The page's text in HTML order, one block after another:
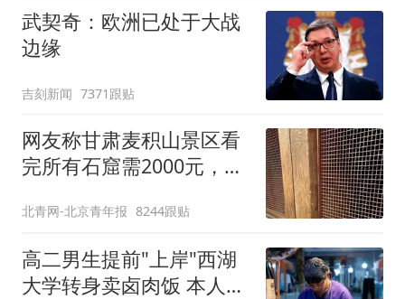
武契奇：欧洲已处于大战
边缘
吉刻新闻 7371跟贴
网友称甘肃麦积山景区看
完所有石窟需2000元，景
护，游客可按需买
北青网-北京青年报 8244跟贴
高二男生提前"上岸"西湖
大学转身卖卤肉饭 本人发